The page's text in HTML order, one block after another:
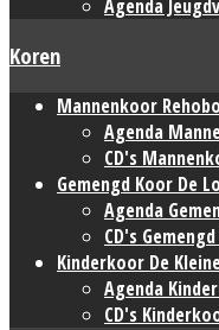
Agenda
Koren
Mannenkoor
Agenda
CD's
Gemengd Koor De
Agenda
CD's
Kinderkoor De
Agenda
CD's